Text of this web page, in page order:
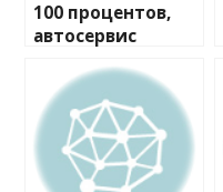
100 процентов,
автосервис